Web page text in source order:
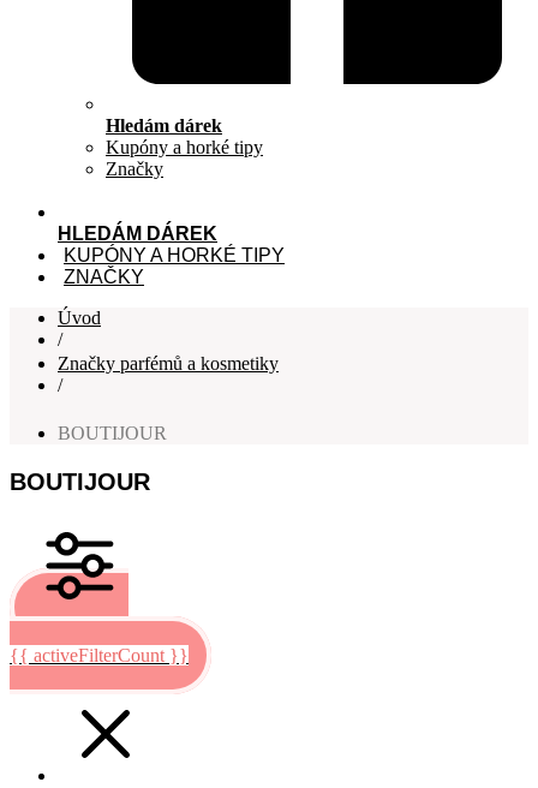
Hledám dárek
Kupóny a horké tipy
Značky
HLEDÁM DÁREK
KUPÓNY A HORKÉ TIPY
ZNAČKY
Úvod
/
Značky parfémů a kosmetiky
/
BOUTIJOUR
BOUTIJOUR
{{ activeFilterCount }}